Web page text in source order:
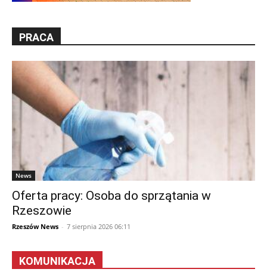
PRACA
News
Oferta pracy: Osoba do sprzątania w
Rzeszowie
Rzeszów News - 7 sierpnia 2026 06:11
KOMUNIKACJA